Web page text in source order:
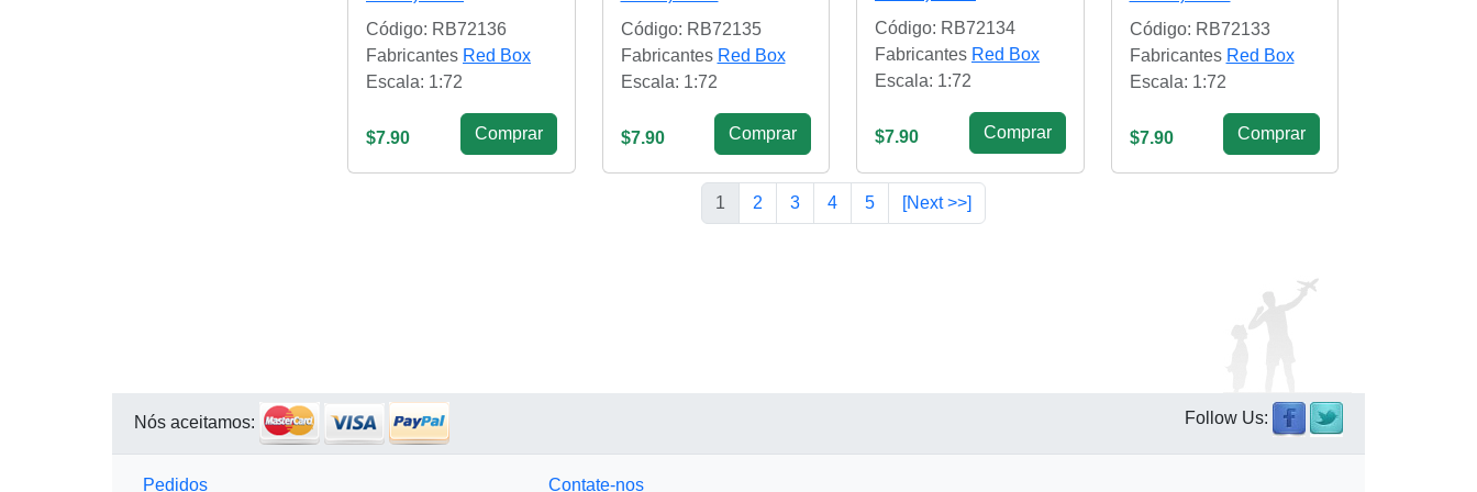
Código: RB72136
Fabricantes Red Box
Escala: 1:72
$7.90 Сomprar
Código: RB72135
Fabricantes Red Box
Escala: 1:72
$7.90 Сomprar
Código: RB72134
Fabricantes Red Box
Escala: 1:72
$7.90 Сomprar
Código: RB72133
Fabricantes Red Box
Escala: 1:72
$7.90 Сomprar
1 2 3 4 5 [Next >>]
Nós aceitamos: Follow Us:
Pedidos Contate-nos